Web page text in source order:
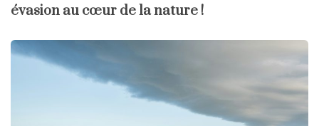
évasion au cœur de la nature !